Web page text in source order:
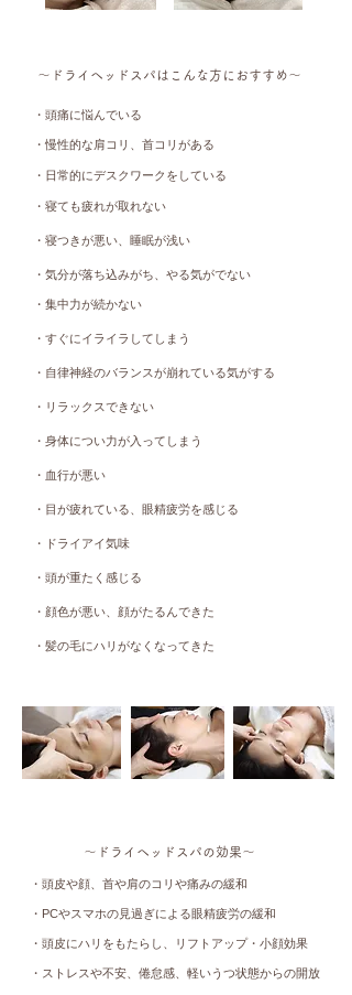
〜ドライヘッドスパはこんな方におすすめ〜
・ ​頭痛に悩んでいる
・慢性的な肩コリ、首コリがある
・日常的にデスクワークをしている
・寝ても疲れが取れない
・寝つきが悪い、睡眠が浅い
・気分が落ち込みがち、やる気がでない
​・集中力が続かない
​・すぐにイライラしてしまう
・自律神経のバランスが崩れている気がする
・リラックスできない
・身体につい力が入ってしまう
・血行が悪い
・目が疲れている、眼精疲労を感じる
・ドライアイ気味
・頭が重たく感じる
・顔色が悪い、顔がたるんできた
・髪の毛にハリがなくなってきた
〜ドライヘッドスパの効果〜
・頭皮や顔、首や肩のコリや痛みの緩和
・PCやスマホの見過ぎによる眼精疲労の緩和
・頭皮にハリをもたらし、リフトアップ・小顔効果
・ストレスや不安、倦怠感、軽いうつ状態からの開放